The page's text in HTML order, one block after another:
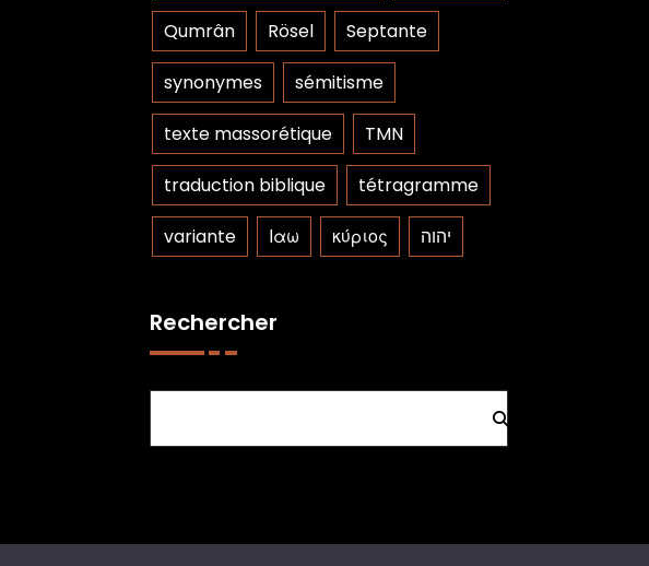
Qumrân Rösel Septante
synonymes sémitisme
texte massorétique TMN
traduction biblique tétragramme
variante Ιαω κύριος יהוה
Rechercher